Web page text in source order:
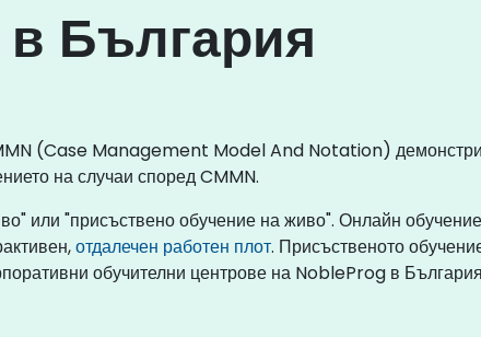
България
(Case Management Model And Notation)
на случаи според CMMN.
или "присъствено обучение на живо". Онлайн
отдалечен работен плот. Присъственото
обучителни центрове на NobleProg в